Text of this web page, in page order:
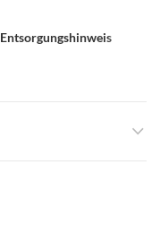
Entsorgungshinweis